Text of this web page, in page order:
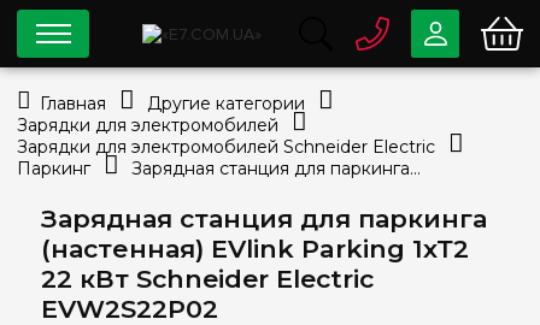
Зарядная станция для паркинга
(настенная) EVlink Parking 1хТ2
22 кВт Schneider Electric
EVW2S22P02
0 800
info@e7.com.ua
044334-79-78
Viber Telegram
Главная
Другие категории
Зарядки для электромобилей
Зарядки для электромобилей Schneider Electric
Паркинг
Зарядная станция для паркинга (настенная) EVlink Parking 1хТ2 22 кВт Schneider Electric EVW2S22P02